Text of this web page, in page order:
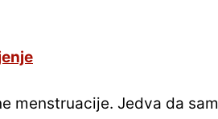
menstruacije. Jedva da sam